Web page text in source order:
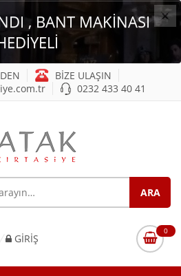
×
, BANT MAKİNASI
BİZE ULAŞIN
0232 433 40 41
GIRIŞ
0